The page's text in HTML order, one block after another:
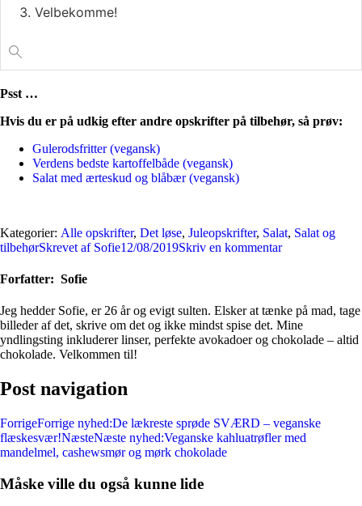
Velbekomme!
Psst …
Hvis du er på udkig efter andre opskrifter på tilbehør, så prøv:
Gulerodsfritter (vegansk)
Verdens bedste kartoffelbåde (vegansk)
Salat med ærteskud og blåbær (vegansk)
Kategorier: Alle opskrifter, Det løse, Juleopskrifter, Salat, Salat og
tilbehørSkrevet af Sofie12/08/2019Skriv en kommentar
Forfatter: Sofie
Jeg hedder Sofie, er 26 år og evigt sulten. Elsker at tænke på mad, tage
billeder af det, skrive om det og ikke mindst spise det. Mine
yndlingsting inkluderer linser, perfekte avokadoer og chokolade – altid
chokolade. Velkommen til!
Post navigation
ForrigeForrige nyhed:De lækreste sprøde SVÆRD – veganske
flæskesvær!NæsteNæste nyhed:Veganske kahluatrøfler med
mandelmel, cashewsmør og mørk chokolade
Måske ville du også kunne lide